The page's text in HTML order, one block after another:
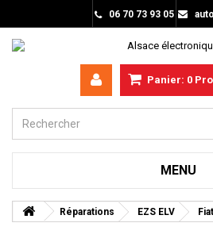
06 70 73 93 05
Panier: 0
MENU
Réparations EZS ELV Fiat